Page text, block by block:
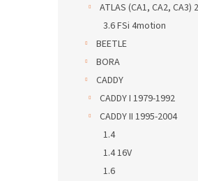
ATLAS (CA1, CA2, CA3)
3.6 FSi 4motion
BEETLE
BORA
CADDY
CADDY I 1979-1992
CADDY II 1995-2004
1.4
1.4 16V
1.6